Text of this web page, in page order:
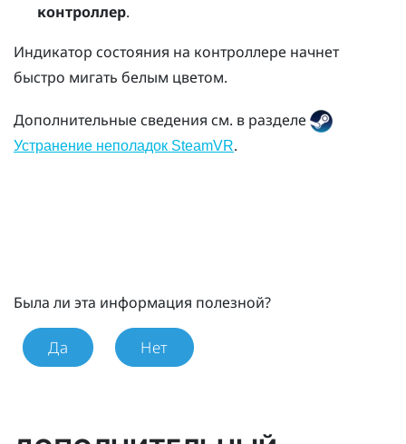
контроллер.
Индикатор состояния на контроллере начнет
быстро мигать белым цветом.
Дополнительные сведения см. в разделе
Устранение неполадок SteamVR.
Была ли эта информация полезной?
Да Нет